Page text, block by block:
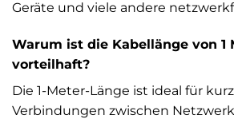
Geräte und viele andere
Warum ist die Kabellänge von 1
vorteilhaft?
Die 1-Meter-Länge ist ideal für
Verbindungen zwischen